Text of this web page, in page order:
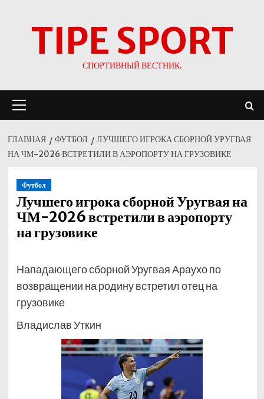
TIPE SPORT
СПОРТИВНЫЙ ВЕСТНИК.
меню
ГЛАВНАЯ ФУТБОЛ
ЛУЧШЕГО ИГРОКА СБОРНОЙ УРУГВАЯ
НА ЧМ-2026 ВСТРЕТИЛИ В АЭРОПОРТУ НА ГРУЗОВИКЕ
Футбол
Лучшего игрока сборной Уругвая на
ЧМ-2026 встретили в аэропорту
на грузовике
Нападающего сборной Уругвая Араухо по
возвращении на родину встретил отец на
грузовике
Владислав Уткин